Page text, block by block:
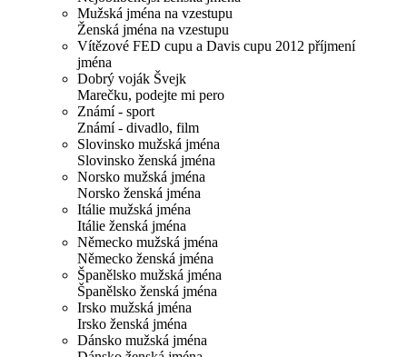
Mužská jména na vzestupu
Ženská jména na vzestupu
Vítězové FED cupu a Davis cupu 2012 příjmení
jména
Dobrý voják Švejk
Marečku, podejte mi pero
Známí - sport
Známí - divadlo, film
Slovinsko mužská jména
Slovinsko ženská jména
Norsko mužská jména
Norsko ženská jména
Itálie mužská jména
Itálie ženská jména
Německo mužská jména
Německo ženská jména
Španělsko mužská jména
Španělsko ženská jména
Irsko mužská jména
Irsko ženská jména
Dánsko mužská jména